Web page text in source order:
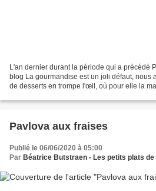
L'an dernier durant la période qui a précédé
blog La gourmandise est un joli défaut, nous
de desserts en trompe l'œil, où pour elle la
Pavlova aux fraises
Publié le 06/06/2020 à 05:00
Par Béatrice Butstraen - Les petits plats de